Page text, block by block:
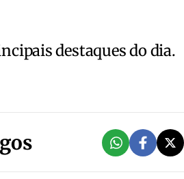
destaques do dia.